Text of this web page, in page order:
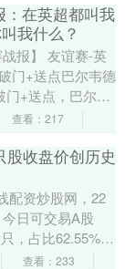
在英超都叫我
我什么？
报】 友谊赛-英
门+送点巴尔韦德
门+送点，巴尔韦
格兰1-1乌拉....
查看：217
收盘价创历史
配资炒股网，22
日可交易A股
，占比62.55%，
查看：233